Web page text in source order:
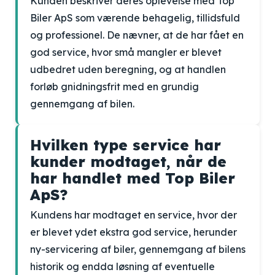
Biler ApS som værende behagelig, tillidsfuld
og professionel. De nævner, at de har fået en
god service, hvor små mangler er blevet
udbedret uden beregning, og at handlen
forløb gnidningsfrit med en grundig
gennemgang af bilen.
Hvilken type service har
kunder modtaget, når de
har handlet med Top Biler
ApS?
Kundens har modtaget en service, hvor der
er blevet ydet ekstra god service, herunder
ny-servicering af biler, gennemgang af bilens
historik og endda løsning af eventuelle